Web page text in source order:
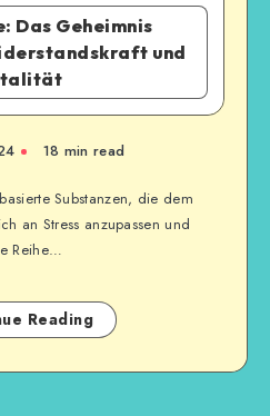
Das Geheimnis
und
18 min read
Substanzen, die dem
an Stress anzupassen und
Reihe…
Reading